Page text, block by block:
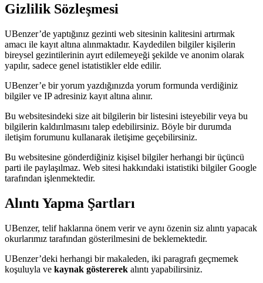
Gizlilik Sözleşmesi
UBenzer’de yaptığınız gezinti web sitesinin kalitesini artırmak
amacı ile kayıt altına alınmaktadır. Kaydedilen bilgiler kişilerin
bireysel gezintilerinin ayırt edilemeyeği şekilde ve anonim olarak
yapılır, sadece genel istatistikler elde edilir.
UBenzer’e bir yorum yazdığınızda yorum formunda verdiğiniz
bilgiler ve IP adresiniz kayıt altına alınır.
Bu websitesindeki size ait bilgilerin bir listesini isteyebilir veya bu
bilgilerin kaldırılmasını talep edebilirsiniz. Böyle bir durumda
iletişim forumunu kullanarak iletişime geçebilirsiniz.
Bu websitesine gönderdiğiniz kişisel bilgiler herhangi bir üçüncü
parti ile paylaşılmaz. Web sitesi hakkındaki istatistiki bilgiler Google
tarafından işlenmektedir.
Alıntı Yapma Şartları
UBenzer, telif haklarına önem verir ve aynı özenin siz alıntı yapacak
okurlarımız tarafından gösterilmesini de beklemektedir.
UBenzer’deki herhangi bir makaleden, iki paragrafı geçmemek
koşuluyla ve kaynak göstererek alıntı yapabilirsiniz.